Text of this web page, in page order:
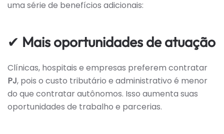
uma série de benefícios adicionais:
✔ Mais oportunidades de atuação
Clínicas, hospitais e empresas preferem contratar
PJ, pois o custo tributário e administrativo é menor
do que contratar autônomos. Isso aumenta suas
oportunidades de trabalho e parcerias.